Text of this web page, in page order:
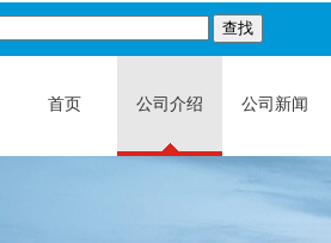
首页 公司介绍 公司新闻